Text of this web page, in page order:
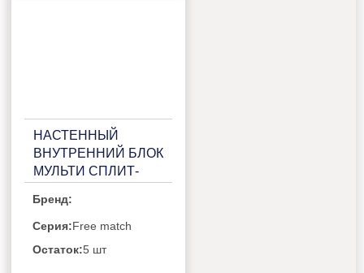
НАСТЕННЫЙ
ВНУТРЕННИЙ БЛОК
МУЛЬТИ СПЛИТ-
FREE MATCH DC
AMS-
12UW4RVETG00(B)
Бренд:
Серия:Free match
Остаток:5 шт